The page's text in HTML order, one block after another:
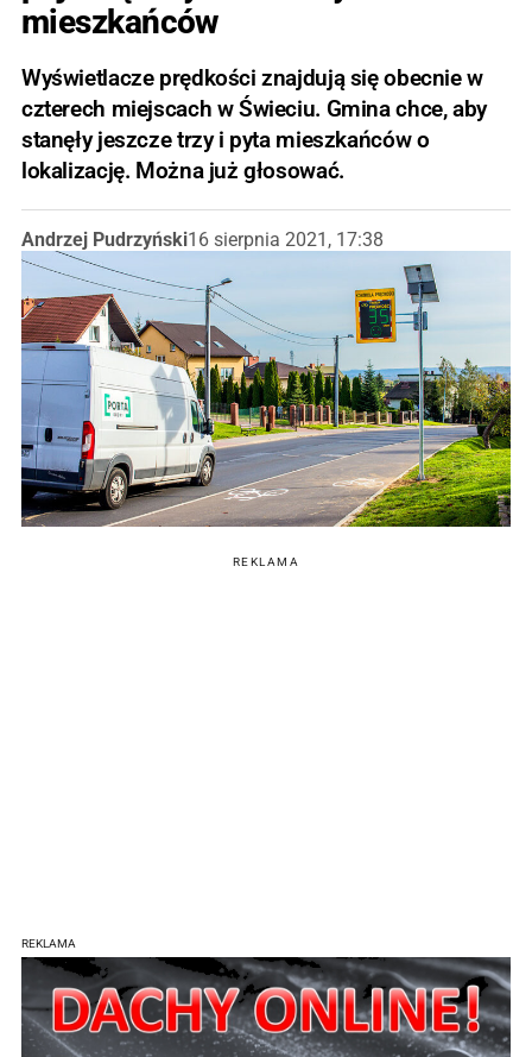
mieszkańców
Wyświetlacze prędkości znajdują się obecnie w
czterech miejscach w Świeciu. Gmina chce, aby
stanęły jeszcze trzy i pyta mieszkańców o
lokalizację. Można już głosować.
Andrzej Pudrzyński16 sierpnia 2021, 17:38
REKLAMA
REKLAMA